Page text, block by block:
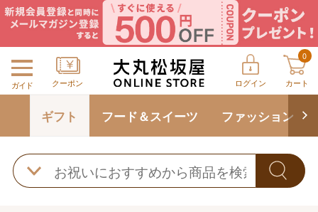
ガイド クーポン ログイン
0
カート
ギフト フード＆スイーツ ファッション